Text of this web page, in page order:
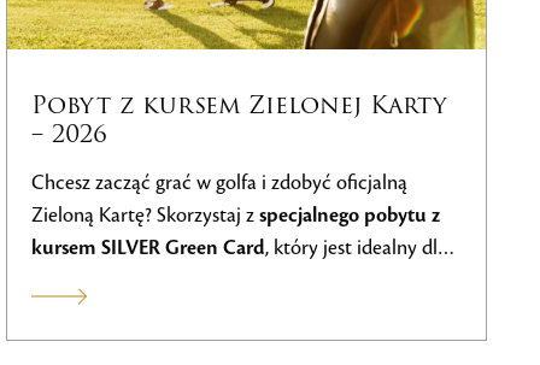
Pakiet Unlimited Golf – Pobyt
2026
Ciesz się niezapomnianym pobytem
nieograniczonym w golfie w Black Stork Golf
Resort, który obejmujenielimitowane opłaty za
International,
odnowy biologicznejz basenami i saunami,